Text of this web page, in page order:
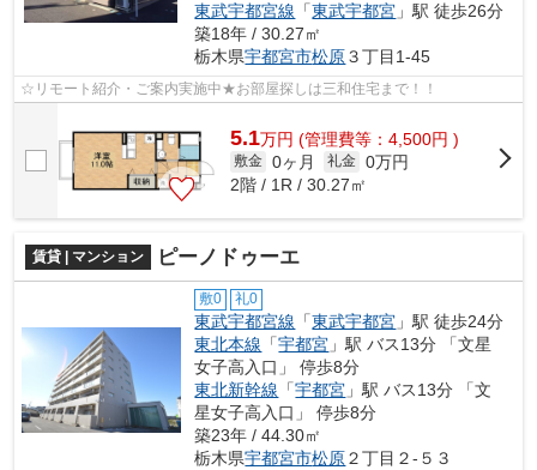
東武宇都宮線 「東武宇都宮 」駅 徒歩26分
築18年 / 30.27㎡
栃木県宇都宮市松原３丁目1-45
☆リモート紹介・ご案内実施中★お部屋探しは三和住宅まで！！
5.1万円 (管理費等：4,500円 )
敷金 0ヶ月 礼金 0万円
2階 / 1R / 30.27㎡
賃貸 | マンション ピーノドゥーエ
敷0 礼0
東武宇都宮線 「東武宇都宮 」駅 徒歩24分
東北本線 「宇都宮 」駅 バス13分 「文星
女子高入口」 停歩8分
東北新幹線 「宇都宮 」駅 バス13分 「文
星女子高入口」 停歩8分
築23年 / 44.30㎡
栃木県宇都宮市松原２丁目２-５３